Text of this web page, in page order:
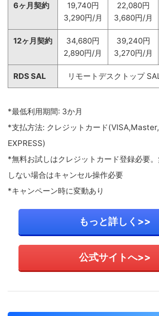
6ヶ月契約
19,740円
3,290円/月
22,080円
3,680円/月
12ヶ月契約
34,680円
2,890円/月
39,240円
3,270円/月
RDS SAL リモートデスクトップ
*最低利用期間: 3か月
*支払方法: クレジットカード
EXPRESS)
*無料お試しはクレジットカード登録必要
しない場合はキャンセル操作必要
*キャンペーン時に変動あり
もっと詳しく>>
公式サイトへ>>